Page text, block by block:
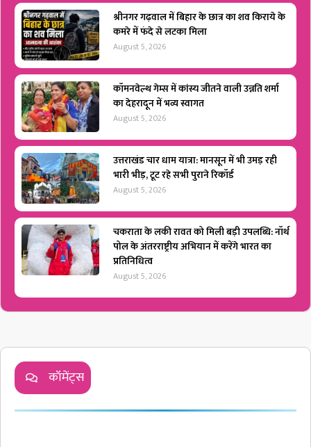
श्रीनगर गढ़वाल में बिहार के छात्र का शव किराये के
कमरे में फंदे से लटका मिला
August 5, 2026
कॉमनवेल्थ गेम्स में कांस्य जीतने वाली उन्नति शर्मा
का देहरादून में भव्य स्वागत
August 5, 2026
उत्तराखंड चार धाम यात्रा: मानसून में भी उमड़ रही
भारी भीड़, टूट रहे सभी पुराने रिकॉर्ड
August 5, 2026
चकराता के लकी रावत को मिली बड़ी उपलब्धि: नॉर्थ
पोल के अंतरराष्ट्रीय अभियान में करेंगे भारत का
प्रतिनिधित्व
August 5, 2026
कॉमेंट्स